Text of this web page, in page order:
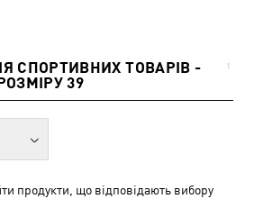
СПОРТИВНИХ ТОВАРІВ -
39
1
продукти, що відповідають вибору